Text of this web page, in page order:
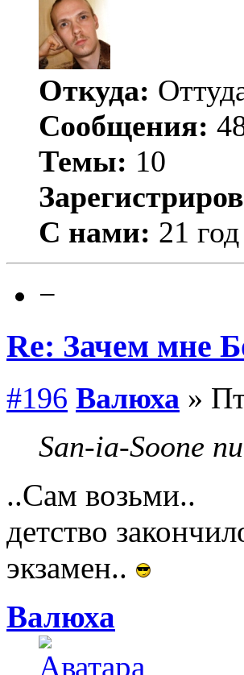
Откуда:
Сообщения:
Темы: 10
С нами: 21
−
Re: Зачем мне
#196 Валюха »
San-ia-Soone
..Сам возьми..
детство
экзамен..
Валюха